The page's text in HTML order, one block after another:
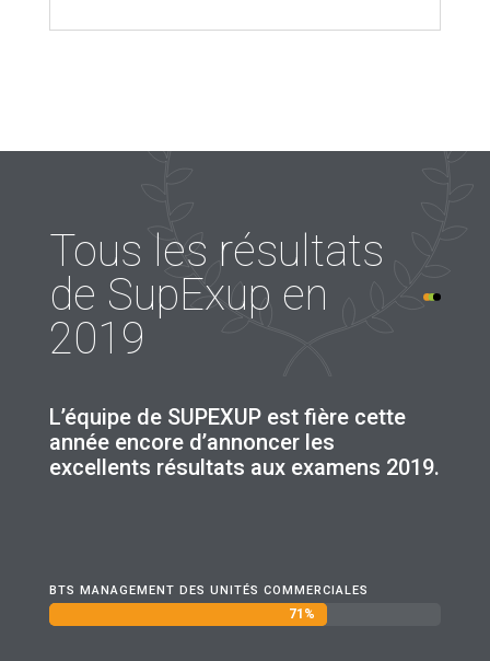
Tous les résultats
de SupExup en
2019
L’équipe de SUPEXUP est fière cette
année encore d’annoncer les
excellents résultats aux examens 2019.
BTS MANAGEMENT DES UNITÉS COMMERCIALES
71%
71%